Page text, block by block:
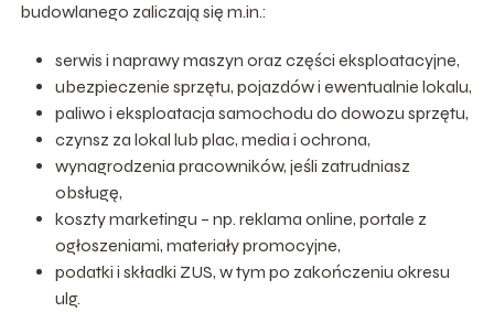
budowlanego zaliczają się m.in.:
serwis i naprawy maszyn oraz części eksploatacyjne,
ubezpieczenie sprzętu, pojazdów i ewentualnie lokalu,
paliwo i eksploatacja samochodu do dowozu sprzętu,
czynsz za lokal lub plac, media i ochrona,
wynagrodzenia pracowników, jeśli zatrudniasz
obsługę,
koszty marketingu – np. reklama online, portale z
ogłoszeniami, materiały promocyjne,
podatki i składki ZUS, w tym po zakończeniu okresu
ulg.